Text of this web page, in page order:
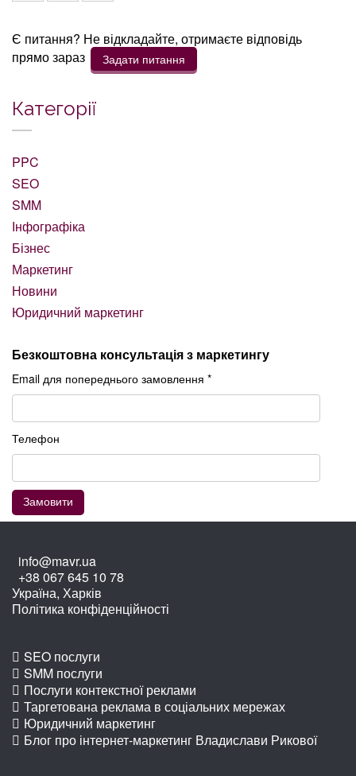
Є питання? Не відкладайте, отримаєте відповідь
прямо зараз
Задати питання
Категорії
PPC
SEO
SMM
Інфографіка
Бізнес
Маркетинг
Новини
Юридичний маркетинг
Безкоштовна консультація з маркетингу
Email для попереднього замовлення *
Телефон
info@mavr.ua
+38 067 645 10 78
Україна, Харків
Політика конфіденційності
SEO послуги
SMM послуги
Послуги контекстної реклами
Таргетована реклама в соціальних мережах
Юридичний маркетинг
Блог про інтернет-маркетинг Владислави Рикової